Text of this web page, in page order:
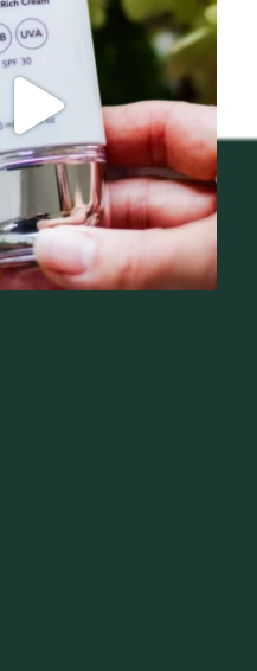
dig
...
12